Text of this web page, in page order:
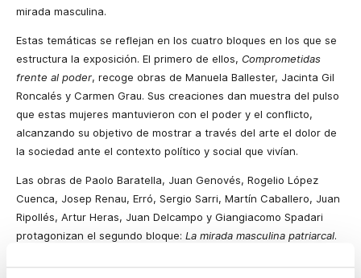
mirada masculina.
Estas temáticas se reflejan en los cuatro bloques en los que se
estructura la exposición. El primero de ellos, Comprometidas
frente al poder, recoge obras de Manuela Ballester, Jacinta Gil
Roncalés y Carmen Grau. Sus creaciones dan muestra del pulso
que estas mujeres mantuvieron con el poder y el conflicto,
alcanzando su objetivo de mostrar a través del arte el dolor de
la sociedad ante el contexto político y social que vivían.
Las obras de Paolo Baratella, Juan Genovés, Rogelio López
Cuenca, Josep Renau, Erró, Sergio Sarri, Martín Caballero, Juan
Ripollés, Artur Heras, Juan Delcampo y Giangiacomo Spadari
protagonizan el segundo bloque: La mirada masculina patriarcal.